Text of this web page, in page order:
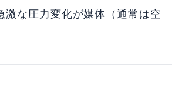
な圧力変化が媒体（通常は空